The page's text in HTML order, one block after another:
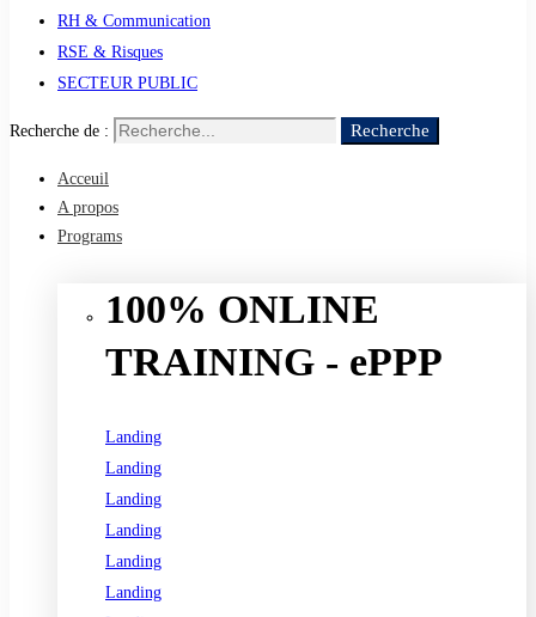
RH & Communication
RSE & Risques
SECTEUR PUBLIC
Recherche de : Recherche
Acceuil
A propos
Programs
100% ONLINE
TRAINING - ePPP
Landing
Landing
Landing
Landing
Landing
Landing